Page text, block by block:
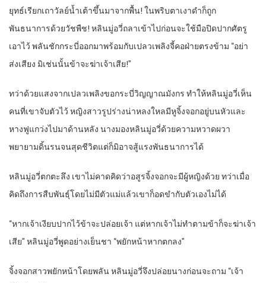
ยุทธ์เรียกเถาวัลย์น้ำเต้าขึ้นมาจากพื้น! ในพริบตาเงาดำก็ถูก
พันธนาการด้วยวัชพืช! หลินมู่อวี่ถลาเข้าไปก่อนจะใช้มือปิดปากศัตรู
เอาไว้ พลันชักกระบี่ออกมาพร้อมกับเปลวเพลิงจี้คอฝ่ายตรงข้าม “อย่า
ส่งเสียง มิเช่นนั้นข้าจะฆ่าเจ้าเสีย!”
ทว่าด้วยแสงจากเปลวเพลิงขอกระบี่วิญญาณมังกร ทำให้หลินมู่อวี่เห็น
คนที่เขาจับตัวไว้ หญิงสาวรูปร่างน่าหลงใหลมีหูจิ้งจอกอยู่บนหัวและ
หางฟูแกว่งไปมาด้านหลัง นางมองหลินมู่อวี่ด้วยความหวาดผวา
พยายามดิ้นรนจนสุดชีวิตแต่ก็มิอาจสู้แรงพันธนาการได้
หลินมู่อวี่ตกตะลึง เขาไม่คาดคิดว่าอสูรจิ้งจอกจะมีผู้หญิงด้วย ทว่าเมื่อ
คิดถึงการสืบพันธุ์โดยไม่มีตัวแม่แล้วเขาก็อดขำกับตัวเองไม่ได้
“หากเจ้าเงียบปากไว้ข้าจะปล่อยเจ้า แต่หากเจ้าไม่ทำตามข้าก็จะฆ่าเจ้า
เสีย” หลินมู่อวี่พูดอย่างเย็นชา “พยักหน้าหากตกลง”
จิ้งจอกสาวพยักหน้าโดยพลัน หลินมู่อวี่จึงปล่อยนางก่อนจะถาม “เจ้า